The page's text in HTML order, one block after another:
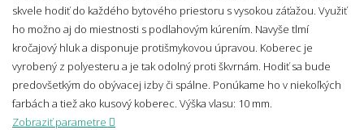
skvele hodiť do každého bytového priestoru s vysokou záťažou. Využiť
ho možno aj do miestnosti s podlahovým kúrením. Navyše tlmí
kročajový hluk a disponuje protišmykovou úpravou. Koberec je
vyrobený z polyesteru a je tak odolný proti škvrnám. Hodiť sa bude
predovšetkým do obývacej izby či spálne. Ponúkame ho v niekoľkých
farbách a tiež ako kusový koberec. Výška vlasu: 10 mm.
Zobraziť parametre